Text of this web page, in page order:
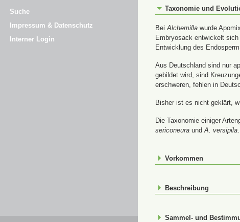
Suche
Impressum & Datenschutz
Interner Login
Taxonomie und
BeiAlchemilla wurde
Embryosack entwickelt
Entwicklung des
Aus Deutschland sind nur
gebildet wird, sind
erschweren, fehlen in
Bisher ist es nicht geklärt,
Die Taxonomie einiger
sericoneura undA. versipila.
Vorkommen
Beschreibung
Sammel- und